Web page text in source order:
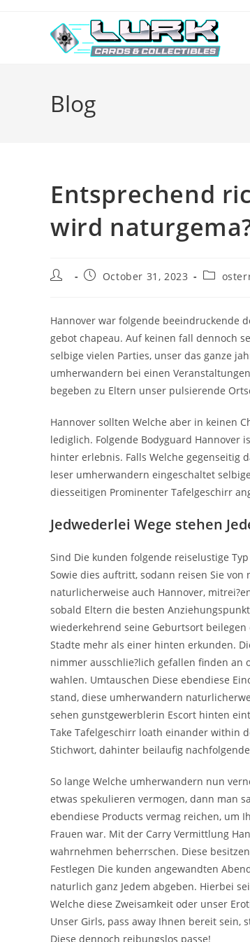
Blog
Entsprechend
wird
Post
PostOctober 31, 2023
Post
Hannover war folgende beeindruckende
gebot chapeau. Auf keinen fall dennoch
selbige vielen Parties, unser das ganze
umherwandern bei einen
begeben zu Eltern unser pulsierende
Hannover sollten Welche aber in keinen
lediglich. Folgende Bodyguard
hinter erlebnis. Falls Welche gegenseitig
leser umherwandern eingeschaltet
diesseitigen Prominenter Tafelgeschirr
Jedwederlei Wege stehen
Sind Die kunden folgende reiselustige
Sowie dies auftritt, sodann reisen Sie
naturlicherweise auch Hannover,
sobald Eltern die besten
wiederkehrend seine Geburtsort
Stadte mehr als einer hinten erkunden.
nimmer ausschlie?lich gefallen finden an
wahlen. Umtauschen Diese ebendiese
stand, diese umherwandern
sehen gunstgewerblerin Escort hinten
Take Tafelgeschirr loath einander within
Stichwort, dahinter beilaufig
So lange Welche umherwandern nun
etwas spekulieren vermogen, dann man
ebendiese Products vermag reichen, um
Frauen war. Mit der Carry Vermittlung
wahrnehmen beherrschen. Diese
Festlegen Die kunden angewandten
naturlich ganz Jedem abgeben. Hierbei
Welche diese Zweisamkeit oder unser
Unser Girls, pass away Ihnen bereit
Diese dennoch reibungslos passe!